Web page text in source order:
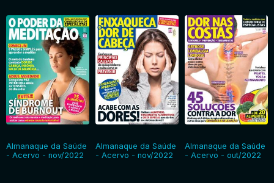
Almanaque da Saúde
- Acervo - nov/2022
Almanaque da Saúde
- Acervo - nov/2022
Almanaque da Saúde
- Acervo - out/2022